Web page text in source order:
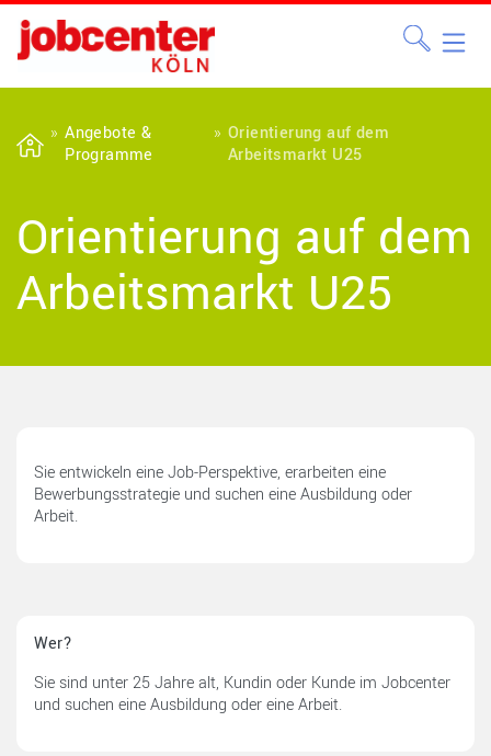
Angebote &
Programme
Orientierung auf dem
Arbeitsmarkt U25
Orientierung auf dem
Arbeitsmarkt U25
Sie entwickeln eine Job-Perspektive, erarbeiten eine
Bewerbungsstrategie und suchen eine Ausbildung oder
Arbeit.
Wer?
Sie sind unter 25 Jahre alt, Kundin oder Kunde im Jobcenter
und suchen eine Ausbildung oder eine Arbeit.